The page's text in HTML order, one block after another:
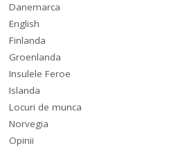
Danemarca
English
Finlanda
Groenlanda
Insulele Feroe
Islanda
Locuri de munca
Norvegia
Opinii